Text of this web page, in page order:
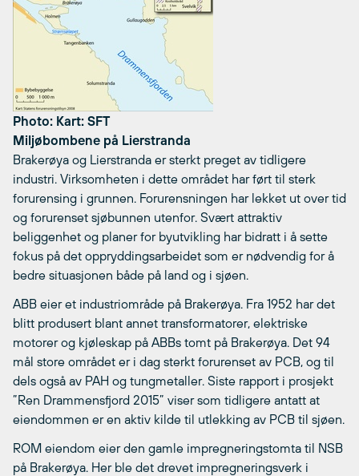
Photo: Kart: SFT
Miljøbombene på Lierstranda
Brakerøya og Lierstranda er sterkt preget av tidligere
industri. Virksomheten i dette området har ført til sterk
forurensing i grunnen. Forurensningen har lekket ut over tid
og forurenset sjøbunnen utenfor. Svært attraktiv
beliggenhet og planer for byutvikling har bidratt i å sette
fokus på det oppryddingsarbeidet som er nødvendig for å
bedre situasjonen både på land og i sjøen.
ABB eier et industriområde på Brakerøya. Fra 1952 har det
blitt produsert blant annet transformatorer, elektriske
motorer og kjøleskap på ABBs tomt på Brakerøya. Det 94
mål store området er i dag sterkt forurenset av PCB, og til
dels også av PAH og tungmetaller. Siste rapport i prosjekt
”Ren Drammensfjord 2015” viser som tidligere antatt at
eiendommen er en aktiv kilde til utlekking av PCB til sjøen.
ROM eiendom eier den gamle impregneringstomta til NSB
på Brakerøya. Her ble det drevet impregneringsverk i